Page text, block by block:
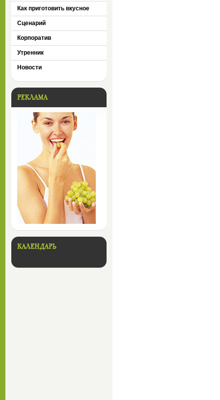
Как приготовить вкусное
Сценарий
Корпоратив
Утренник
Новости